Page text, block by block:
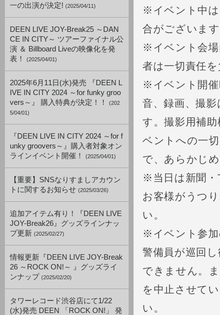
一の出演が決定! (2025/04/11)
DEEN LIVE JOY-Break25 ～DAN
CE IN CITY～ ツアーファイナル公
演 ＆ Billboard Liveの映像化を発
表！
(2025/04/01)
2025年6月11日(水)発売 『DEEN L
IVE IN CITY 2024 ～for funky groo
vers～』 購入特典が決定！！
(202
5/04/01)
『DEEN LIVE IN CITY 2024 ～for f
unky groovers～』購入者対象オン
ラインイベント開催！
(2025/04/01)
【重要】SNSなりすましアカウン
トに関するお知らせ (2025/03/26)
追加アイテム有り！『DEEN LIVE
JOY-Break26』グッズラインナッ
プ更新 (2025/02/27)
情報更新『DEEN LIVE JOY-Break
26 ～ROCK ON!～ 』グッズライ
ンナップ (2025/02/20)
タワーレコード渋谷店にて1/22
(水)発売 DEEN 「ROCK ON!」 発
※イベント中
合がございま
※イベント会場
者は一切責任
※イベント開
音、録画、撮
す。撮影用補
ベントへの一
で、あらかじ
※当日は新聞・
お客様がうつ
い。
※イベント参加
警備員が巡回
できません。
を中止させて
い。